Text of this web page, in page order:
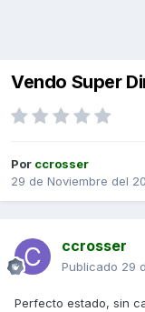
Vendo Super
Por ccrosser
29 de Noviembre del
ccrosser
Publicado 29
Perfecto estado, sin